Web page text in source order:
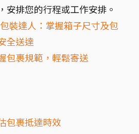
安排您的行程或工作安排。
裝達人：掌握箱子尺寸及包
全送達
包裹規範，輕鬆寄送
包裹抵達時效